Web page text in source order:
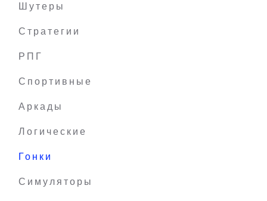
Шутеры
Стратегии
РПГ
Спортивные
Аркады
Логические
Гонки
Симуляторы